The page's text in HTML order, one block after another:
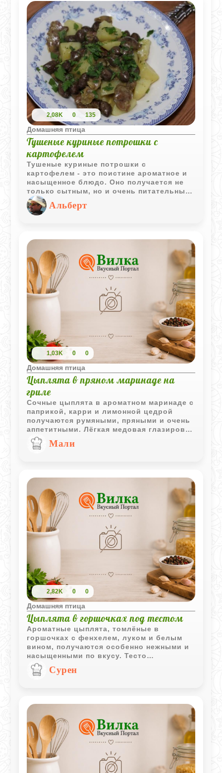
2,08K 0 135
Домашняя птица
Тушеные куриные потрошки с
картофелем
Тушеные куриные потрошки с
картофелем - это поистине ароматное и
насыщенное блюдо. Оно получается не
только сытным, но и очень питательным,
делая его отличным выбором для
семейного ужина.
Альберт
1,03K 0 0
Домашняя птица
Цыплята в пряном маринаде на
гриле
Сочные цыплята в ароматном маринаде с
паприкой, карри и лимонной цедрой
получаются румяными, пряными и очень
аппетитными. Лёгкая медовая глазировка
делает корочку особенно красивой и
насыщенной по вкусу.
Мали
2,82K 0 0
Домашняя птица
Цыплята в горшочках под тестом
Ароматные цыплята, томлёные в
горшочках с фенхелем, луком и белым
вином, получаются особенно нежными и
насыщенными по вкусу. Тесто
удерживает пар внутри, благодаря чему
мясо становится сочным, а овощи -
Сурен